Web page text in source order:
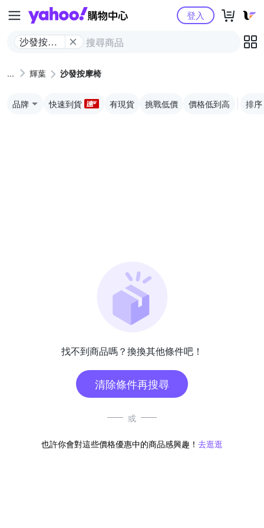
Yahoo購物中心
沙發按摩
登入
輝葉 沙發按摩椅
品牌 快速到貨 有現貨 挑戰低價 價格低到高 排序
找不到商品嗎？換換其他條件吧！
清除條件再搜尋
或
也許你會對這些價格優惠中的商品感興趣！ 去逛逛